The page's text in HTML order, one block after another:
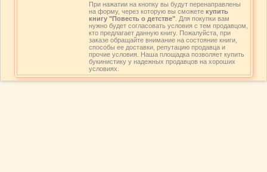
При нажатии на кнопку вы будут перенаправлены
на форму, через которую вы сможете купить
книгу "Повесть о детстве". Для покупки вам
нужно будет согласовать условия с тем продавцом,
кто предлагает данную книгу. Пожалуйста, при
заказе обращайте внимание на состояние книги,
способы ее доставки, репутацию продавца и
прочие условия. Наша площадка позволяет купить
букинистику у надежных продавцов на хороших
условиях.